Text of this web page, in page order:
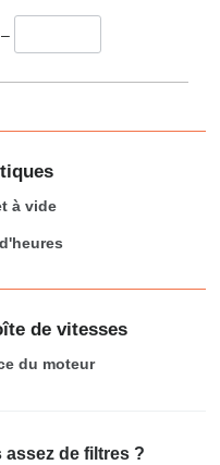
–
à vide
de vitesses
du moteur
assez de filtres ?